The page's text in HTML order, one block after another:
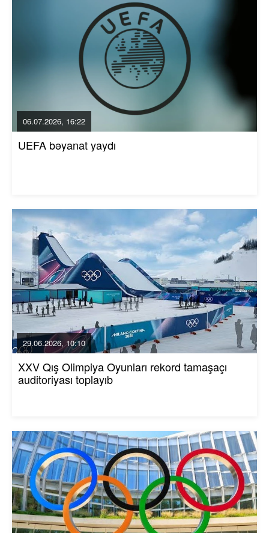
06.07.2026, 16:22
UEFA bəyanat yaydı
29.06.2026, 10:10
XXV Qış Olimpiya Oyunları rekord tamaşaçı
auditoriyası toplayıb